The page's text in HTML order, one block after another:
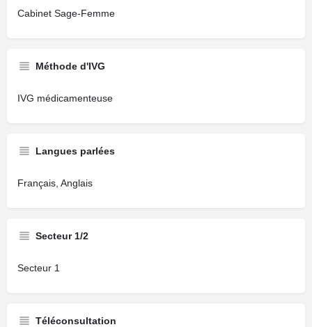
Cabinet Sage-Femme
Méthode d'IVG
IVG médicamenteuse
Langues parlées
Français, Anglais
Secteur 1/2
Secteur 1
Téléconsultation